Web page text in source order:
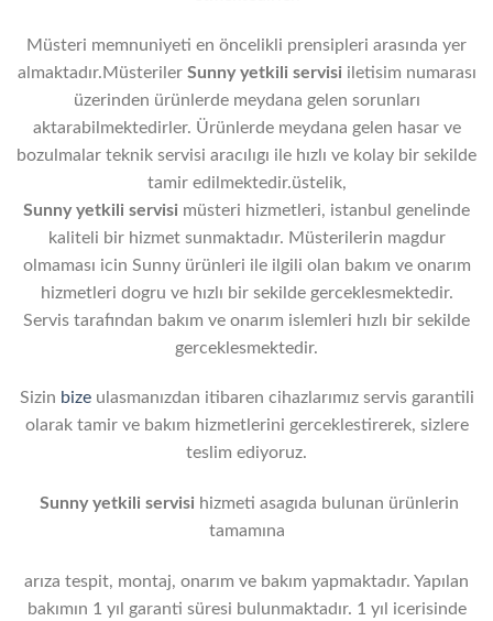
Müsteri memnuniyeti en öncelikli prensipleri arasında yer
almaktadır.Müsteriler Sunnyyetkili servisi iletisim numarası
üzerinden ürünlerde meydana gelen sorunları
aktarabilmektedirler. Ürünlerde meydana gelen hasar ve
bozulmalar teknik servisi aracılıgı ile hızlı ve kolay bir sekilde
tamir edilmektedir.üstelik,
Sunny yetkili servisi müsteri hizmetleri, istanbul genelinde
kaliteli bir hizmet sunmaktadır. Müsterilerin magdur
olmaması icin Sunny ürünleri ile ilgili olan bakım ve onarım
hizmetleri dogru ve hızlı bir sekilde gerceklesmektedir.
Servis tarafından bakım ve onarım islemleri hızlı bir sekilde
gerceklesmektedir.
Sizin bizeulasmanızdan itibaren cihazlarımız servis garantili
olarak tamir ve bakım hizmetlerini gerceklestirerek, sizlere
teslim ediyoruz.
Sunny yetkili servisi hizmeti asagıda bulunan ürünlerin
tamamına
arıza tespit, montaj, onarım ve bakım yapmaktadır. Yapılan
bakımın 1 yıl garanti süresi bulunmaktadır. 1 yıl icerisinde